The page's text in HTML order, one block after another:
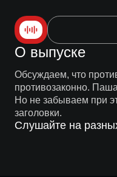
О выпуске
Обсуждаем, что
противозаконно.
Но не забываем при
заголовки.
Слушайте на